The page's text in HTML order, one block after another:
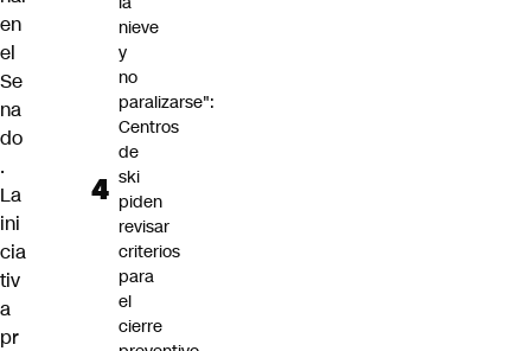
en
el
Se
na
do
.
La
ini
cia
tiv
a
pr
nieve
y
no
paralizarse":
Centros
de
ski
piden
revisar
criterios
para
el
cierre